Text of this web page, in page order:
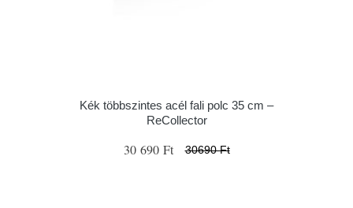
Kék többszintes acél fali polc 35 cm –
ReCollector
30 690 Ft 30690 Ft